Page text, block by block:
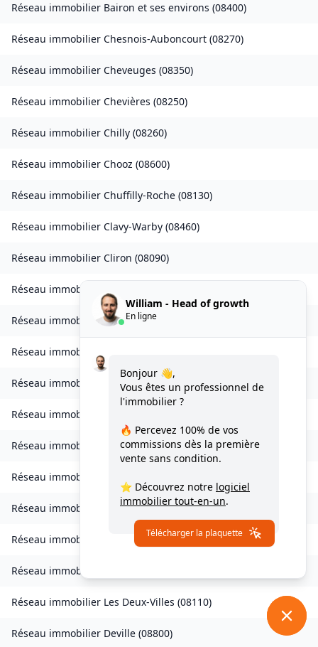
Réseau immobilier Bairon et ses environs (08400)
Réseau immobilier Chesnois-Auboncourt (08270)
Réseau immobilier Cheveuges (08350)
Réseau immobilier Chevières (08250)
Réseau immobilier Chilly (08260)
Réseau immobilier Chooz (08600)
Réseau immobilier Chuffilly-Roche (08130)
Réseau immobilier Clavy-Warby (08460)
Réseau immobilier Cliron (08090)
Réseau immobilier
Réseau immobilierCondé-lès-Autry
Réseau immobilier
Réseau immobilier Cornay( 08250)
Réseau immobilier
Réseau immobilier Coucy(08300)
Réseau immobilier
Réseau immobilier La Croix-aux-Bois(08400)
Réseau immobilier Daigny 08140)
Réseau immobilier
Réseau immobilier Les Deux-Villes (08110)
Réseau immobilier Deville (08800)
William - Head of growth
En ligne
Bonjour 👋,
Vous êtes un professionnel de
l'immobilier ?
🔥 Percevez 100% de vos
commissions dès la première
vente sans condition.
⭐ Découvrez notre logiciel
immobilier tout-en-un.
Télécharger la plaquette